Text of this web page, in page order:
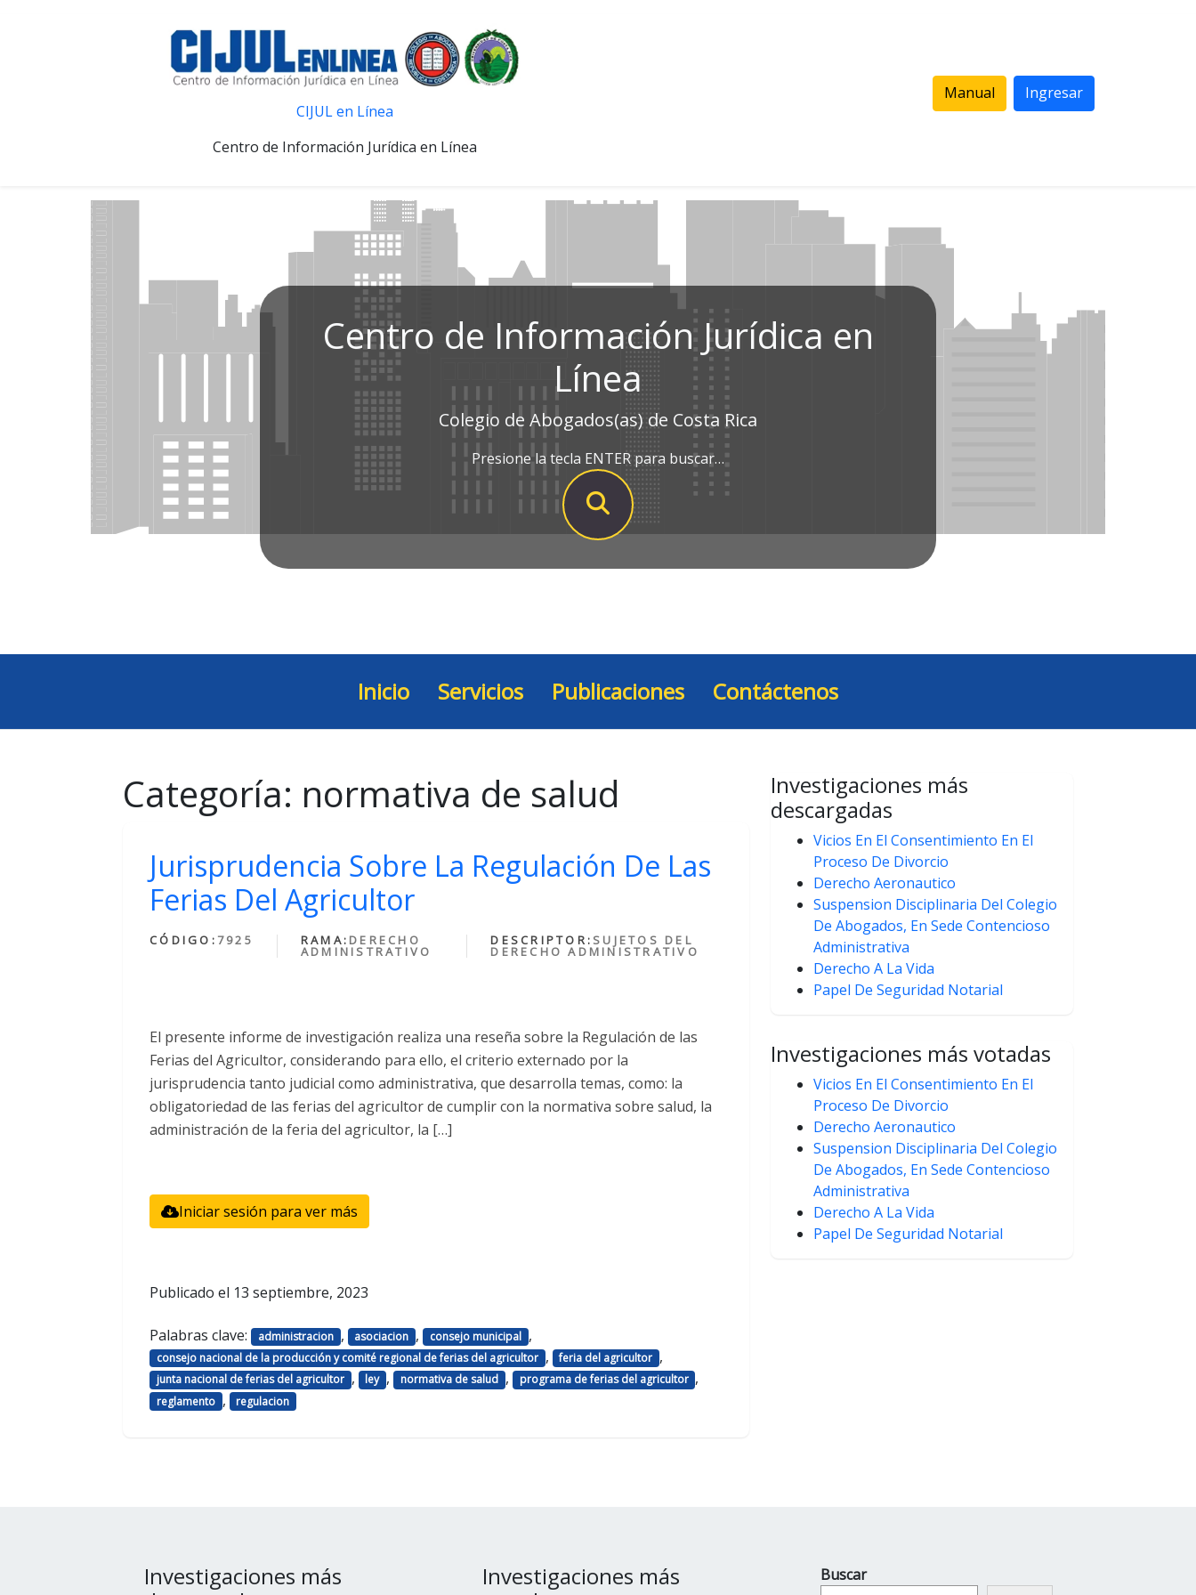
CIJUL en Línea
Centro de Información Jurídica en Línea
Manual Ingresar
Centro de Información Jurídica en
Línea
Colegio de Abogados(as) de Costa Rica
Presione la tecla ENTER para buscar…
Inicio Servicios Publicaciones Contáctenos
Categoría: normativa de salud
Jurisprudencia Sobre La Regulación De Las
Ferias Del Agricultor
CÓDIGO: 7925 RAMA: DERECHO
ADMINISTRATIVO
DESCRIPTOR: SUJETOS DEL
DERECHO ADMINISTRATIVO
El presente informe de investigación realiza una reseña sobre la Regulación de las
Ferias del Agricultor, considerando para ello, el criterio externado por la
jurisprudencia tanto judicial como administrativa, que desarrolla temas, como: la
obligatoriedad de las ferias del agricultor de cumplir con la normativa sobre salud, la
administración de la feria del agricultor, la […]
Iniciar sesión para ver más
Publicado el 13 septiembre, 2023
Palabras clave: administracion , asociacion , consejo municipal ,
consejo nacional de la producción y comité regional de ferias del agricultor , feria del agricultor ,
junta nacional de ferias del agricultor , ley , normativa de salud , programa de ferias del agricultor ,
reglamento , regulacion
Investigaciones más
descargadas
Vicios En El Consentimiento En El
Proceso De Divorcio
Derecho Aeronautico
Suspension Disciplinaria Del Colegio
De Abogados, En Sede Contencioso
Administrativa
Derecho A La Vida
Papel De Seguridad Notarial
Investigaciones más votadas
Vicios En El Consentimiento En El
Proceso De Divorcio
Derecho Aeronautico
Suspension Disciplinaria Del Colegio
De Abogados, En Sede Contencioso
Administrativa
Derecho A La Vida
Papel De Seguridad Notarial
Investigaciones más
Investigaciones más
Buscar